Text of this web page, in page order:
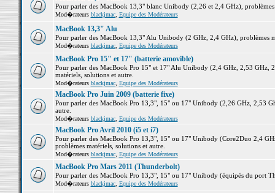
Pour parler des MacBook 13,3" blanc Unibody (2,26 et 2,4 GHz),
Mod�rateurs blackjmac, Equipe des Modérateurs
MacBook 13,3" Alu
Pour parler des MacBook 13,3" Alu Unibody (2 GHz, 2,4 GHz), problèmes
Mod�rateurs blackjmac, Equipe des Modérateurs
MacBook Pro 15" et 17" (batterie amovible)
Pour parler des MacBook Pro 15" et 17" Alu Unibody (2,4 GHz, 2,53 GHz,
matériels, solutions et autre.
Mod�rateurs blackjmac, Equipe des Modérateurs
MacBook Pro Juin 2009 (batterie fixe)
Pour parler des MacBook Pro 13,3", 15" ou 17" Unibody (2,26 GHz, 2,53
autre.
Mod�rateurs blackjmac, Equipe des Modérateurs
MacBook Pro Avril 2010 (i5 et i7)
Pour parler des MacBook Pro 13,3", 15" ou 17" Unibody (Core2Duo 2,4
problèmes matériels, solutions et autre.
Mod�rateurs blackjmac, Equipe des Modérateurs
MacBook Pro Mars 2011 (Thunderbolt)
Pour parler des MacBook Pro 13,3", 15" ou 17" Unibody (équipés du port
Mod�rateurs blackjmac, Equipe des Modérateurs